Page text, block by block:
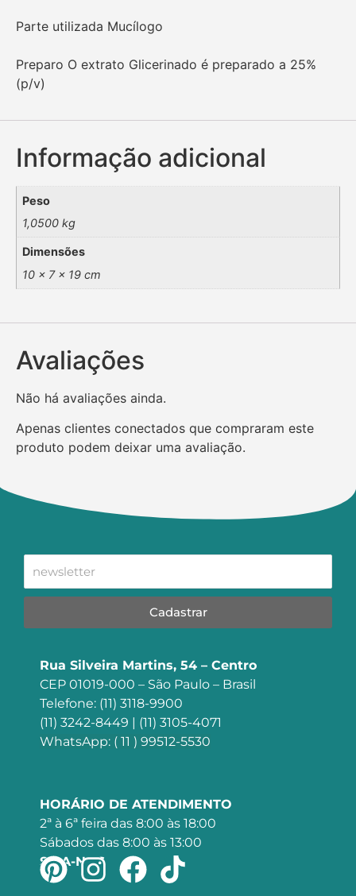
Parte utilizada Mucílogo
Preparo O extrato Glicerinado é preparado a 25%
(p/v)
Informação adicional
Peso
1,0500 kg
Dimensões
10 × 7 × 19 cm
Avaliações
Não há avaliações ainda.
Apenas clientes conectados que compraram este
produto podem deixar uma avaliação.
Cadastrar
Rua Silveira Martins, 54 – Centro
CEP 01019-000 – São Paulo – Brasil
Telefone: (11) 3118-9900
(11) 3242-8449 | (11) 3105-4071
WhatsApp: ( 11 ) 99512-5530
HORÁRIO DE ATENDIMENTO
2ª à 6ª feira das 8:00 às 18:00
Sábados das 8:00 às 13:00
SIGA-NOS